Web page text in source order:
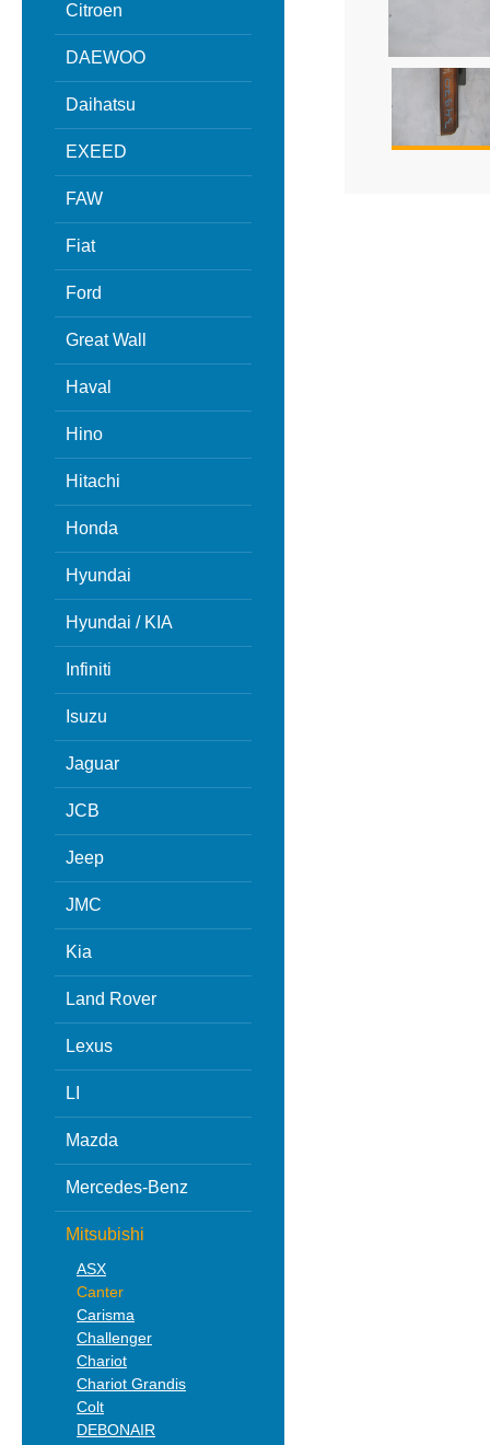
Citroen
DAEWOO
Daihatsu
EXEED
FAW
Fiat
Ford
Great Wall
Haval
Hino
Hitachi
Honda
Hyundai
Hyundai / KIA
Infiniti
Isuzu
Jaguar
JCB
Jeep
JMC
Kia
Land Rover
Lexus
LI
Mazda
Mercedes-Benz
Mitsubishi
ASX
Canter
Carisma
Challenger
Chariot
Chariot Grandis
Colt
DEBONAIR